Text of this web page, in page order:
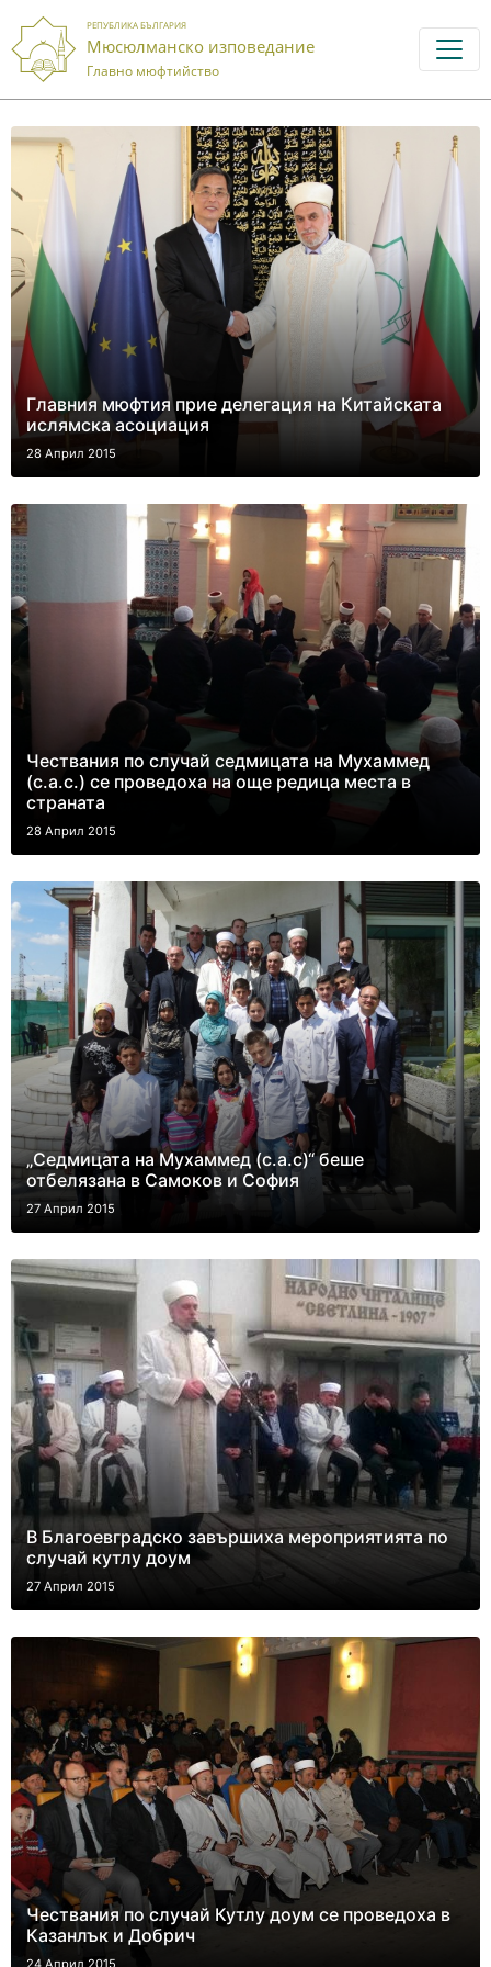
РЕПУБЛИКА БЪЛГАРИЯ
Мюсюлманско изповедание
Главно мюфтийство
Главния мюфтия прие делегация на Китайската
ислямска асоциация
28 Април 2015
Чествания по случай седмицата на Мухаммед
(с.а.с.) се проведоха на още редица места в
страната
28 Април 2015
„Седмицата на Мухаммед (с.а.с)“ беше
отбелязана в Самоков и София
27 Април 2015
В Благоевградско завършиха мероприятията по
случай кутлу доум
27 Април 2015
Чествания по случай Кутлу доум се проведоха в
Казанлък и Добрич
24 Април 2015